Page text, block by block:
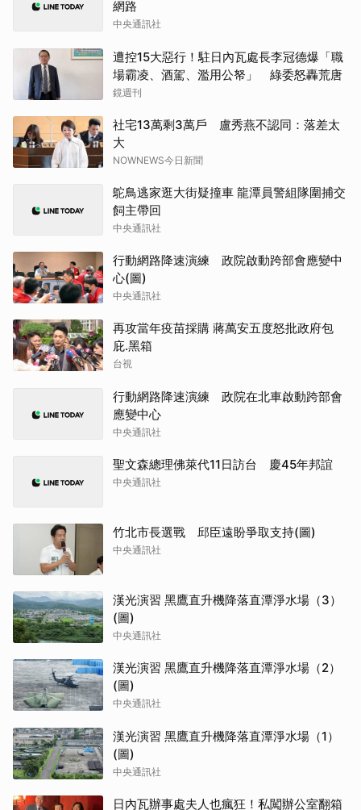
網路
中央通訊社
遭控15大惡行！駐日內瓦處長李冠德爆「職
場霸凌、酒駕、濫用公帑」 綠委怒轟荒唐
鏡週刊
社宅13萬剩3萬戶 盧秀燕不認同：落差太
大
NOWNEWS今日新聞
鴕鳥逃家逛大街疑撞車 龍潭員警組隊圍捕交
飼主帶回
中央通訊社
行動網路降速演練 政院啟動跨部會應變中
心(圖)
中央通訊社
再攻當年疫苗採購 蔣萬安五度怒批政府包
庇.黑箱
台視
行動網路降速演練 政院在北車啟動跨部會
應變中心
中央通訊社
聖文森總理佛萊代11日訪台 慶45年邦誼
中央通訊社
竹北市長選戰 邱臣遠盼爭取支持(圖)
中央通訊社
漢光演習 黑鷹直升機降落直潭淨水場（3）
(圖)
中央通訊社
漢光演習 黑鷹直升機降落直潭淨水場（2）
(圖)
中央通訊社
漢光演習 黑鷹直升機降落直潭淨水場（1）
(圖)
中央通訊社
日內瓦辦事處夫人也瘋狂！私闖辦公室翻箱